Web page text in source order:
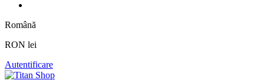
Română
RON lei
Autentificare